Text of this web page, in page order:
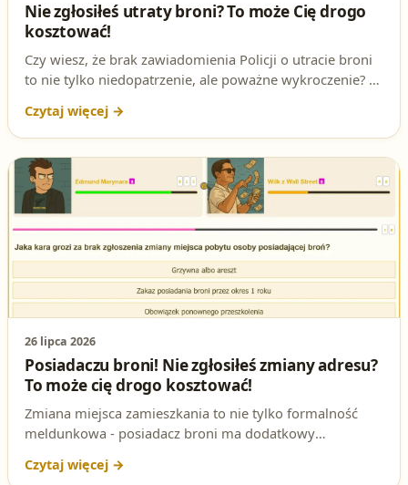
Nie zgłosiłeś utraty broni? To może Cię drogo
kosztować!
Czy wiesz, że brak zawiadomienia Policji o utracie broni
to nie tylko niedopatrzenie, ale poważne wykroczenie? W
wiele osób zapomina o tym ważnym detalu. Sprawdź,
dlaczego to takie istotne i jak uniknąć kosztownych
błędów!
26 lipca 2026
Posiadaczu broni! Nie zgłosiłeś zmiany adresu?
To może cię drogo kosztować!
Zmiana miejsca zamieszkania to nie tylko formalność
meldunkowa - posiadacz broni ma dodatkowy
kara grozi za niedopełnienie tego wymogu i jaki termin